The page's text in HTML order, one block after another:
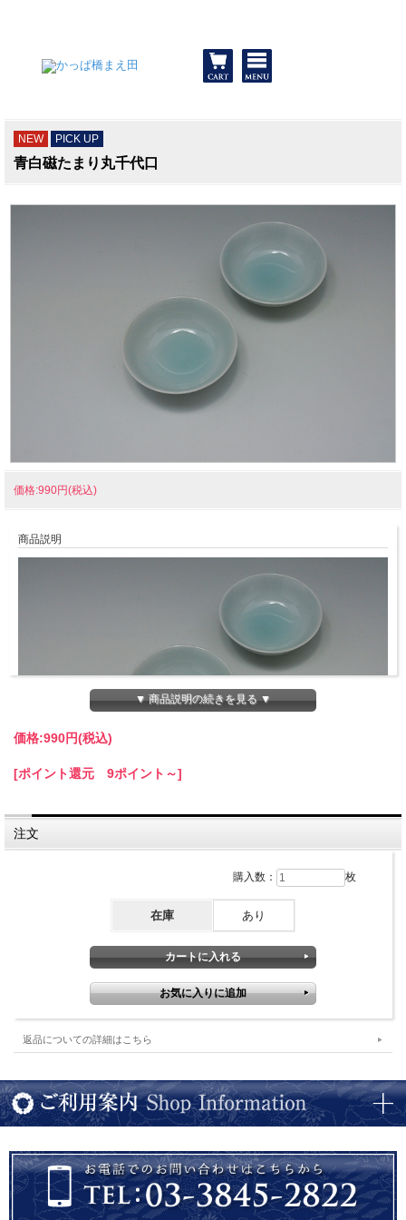
NEW PICK UP
青白磁たまり丸千代口
価格:990円(税込)
商品説明
直径７．７ｃｍ×高さ２．５ｃｍ、洸琳窯による美しい青白磁の深小皿。お刺身の
お共にちょうど良いサイズです。お寿司には小さいです。
▼ 商品説明の続きを見る ▼
価格:990円(税込)
[ポイント還元 9ポイント～]
注文
購入数： 枚
在庫 あり
返品についての詳細はこちら